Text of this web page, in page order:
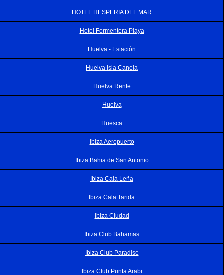
HOTEL HESPERIA DEL MAR
Hotel Formentera Playa
Huelva - Estación
Huelva Isla Canela
Huelva Renfe
Huelva
Huesca
Ibiza Aeropuerto
Ibiza Bahia de San Antonio
Ibiza Cala Leña
Ibiza Cala Tarida
Ibiza Ciudad
Ibiza Club Bahamas
Ibiza Club Paradise
Ibiza Club Punta Arabi